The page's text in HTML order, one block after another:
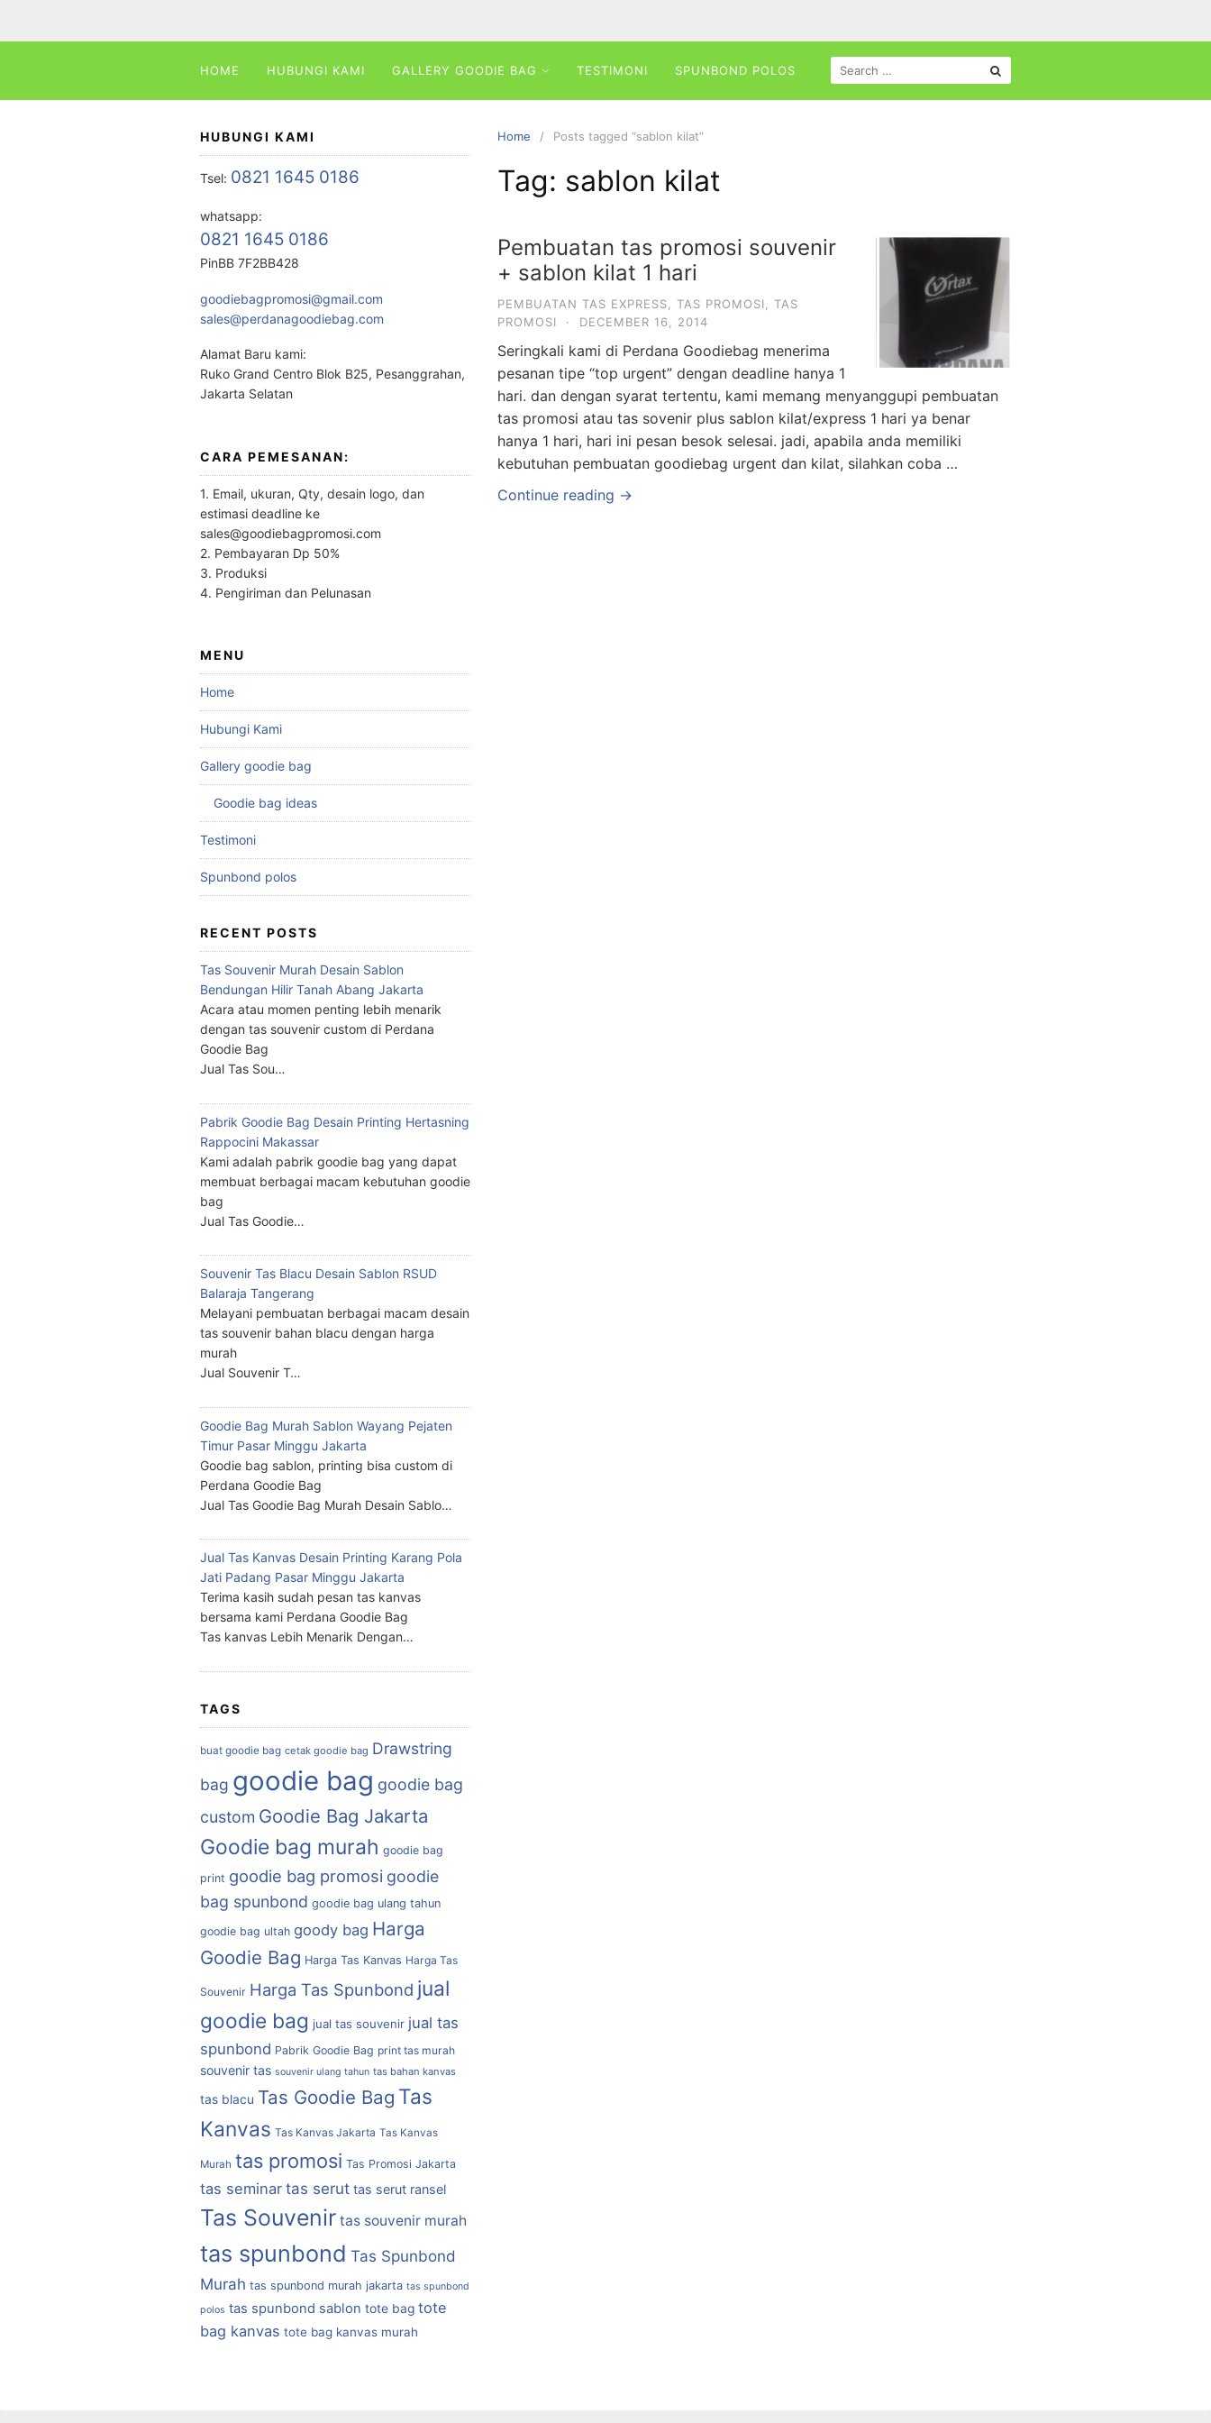
HOME HUBUNGI KAMI GALLERY GOODIE BAG TESTIMONI SPUNBOND POLOS
SEARCH
FOR:
Home Posts tagged “sablon kilat”
Tag: sablon kilat
Pembuatan tas promosi souvenir
+ sablon kilat 1 hari
PEMBUATAN TAS EXPRESS TAS PROMOSI
TAS
PROMOSI
· DECEMBER 16, 2014
Seringkali kami di Perdana Goodiebag menerima
pesanan tipe “top urgent” dengan deadline hanya 1
hari. dan dengan syarat tertentu, kami memang menyanggupi pembuatan
tas promosi atau tas sovenir plus sablon kilat/express 1 hari ya benar
hanya 1 hari, hari ini pesan besok selesai. jadi, apabila anda memiliki
kebutuhan pembuatan goodiebag urgent dan kilat, silahkan coba …
Continue reading →
HUBUNGI KAMI
Tsel: 0821 1645 0186
whatsapp:
0821 1645 0186
PinBB 7F2BB428
goodiebagpromosi@gmail.com
sales@perdanagoodiebag.com
Alamat Baru kami:
Ruko Grand Centro Blok B25, Pesanggrahan,
Jakarta Selatan
CARA PEMESANAN:
1. Email, ukuran, Qty, desain logo, dan
estimasi deadline ke
sales@goodiebagpromosi.com
2. Pembayaran Dp 50%
3. Produksi
4. Pengiriman dan Pelunasan
MENU
Home
Hubungi Kami
Gallery goodie bag
Goodie bag ideas
Testimoni
Spunbond polos
RECENT POSTS
Tas Souvenir Murah Desain Sablon
Bendungan Hilir Tanah Abang Jakarta
Acara atau momen penting lebih menarik
dengan tas souvenir custom di Perdana
Goodie Bag
Jual Tas Sou…
Pabrik Goodie Bag Desain Printing Hertasning
Rappocini Makassar
Kami adalah pabrik goodie bag yang dapat
membuat berbagai macam kebutuhan goodie
bag
Jual Tas Goodie…
Souvenir Tas Blacu Desain Sablon RSUD
Balaraja Tangerang
Melayani pembuatan berbagai macam desain
tas souvenir bahan blacu dengan harga
murah
Jual Souvenir T…
Goodie Bag Murah Sablon Wayang Pejaten
Timur Pasar Minggu Jakarta
Goodie bag sablon, printing bisa custom di
Perdana Goodie Bag
Jual Tas Goodie Bag Murah Desain Sablo…
Jual Tas Kanvas Desain Printing Karang Pola
Jati Padang Pasar Minggu Jakarta
Terima kasih sudah pesan tas kanvas
bersama kami Perdana Goodie Bag
Tas kanvas Lebih Menarik Dengan…
TAGS
buat goodie bag cetak goodie bag Drawstring
bag goodie bag goodie bag
custom Goodie Bag Jakarta
Goodie bag murah goodie bag
print goodie bag promosi goodie
bag spunbond goodie bag ulang tahun
goodie bag ultah goody bag Harga
Goodie Bag Harga Tas Kanvas Harga Tas
Souvenir Harga Tas Spunbond jual
goodie bag jual tas souvenir jual tas
spunbond Pabrik Goodie Bag print tas murah
souvenir tas souvenir ulang tahun tas bahan kanvas
tas blacu Tas Goodie Bag Tas
Kanvas Tas Kanvas Jakarta Tas Kanvas
Murah tas promosi Tas Promosi Jakarta
tas seminar tas serut tas serut ransel
Tas Souvenir tas souvenir murah
tas spunbond Tas Spunbond
Murah tas spunbond murah jakarta tas spunbond
polos tas spunbond sablon tote bag tote
bag kanvas tote bag kanvas murah